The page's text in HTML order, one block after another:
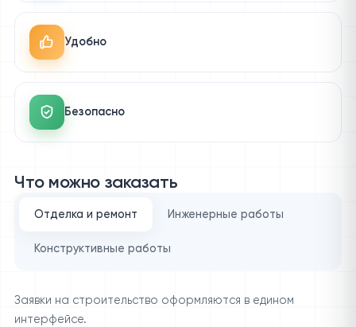
Удобно
Безопасно
Что можно заказать
Отделка и ремонт Инженерные работы
Конструктивные работы
Заявки на строительство оформляются в едином
интерфейсе.